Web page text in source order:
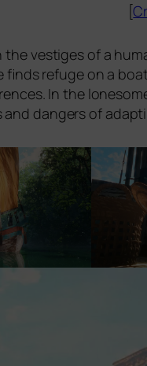
[
ves­ti­ges of a
refu­ge on a
In the
dan­gers of